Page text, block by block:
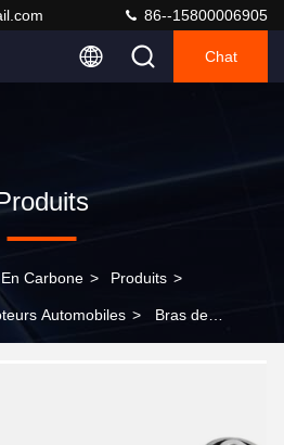
86--15800006905
Chat
Carbone > Produits >
Automobiles > Bras de